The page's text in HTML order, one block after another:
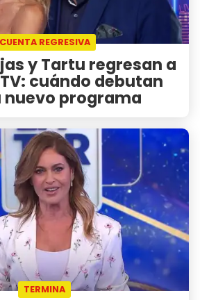
CUENTA REGRESIVA
y Tartu regresan a
cuándo debutan
nuevo programa
TERMINA